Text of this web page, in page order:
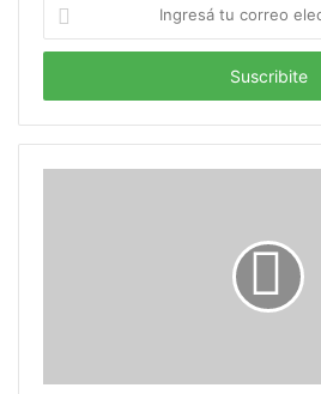
Siempre con sus imponente
olmos, cipreses y
alcanzaba para ser un atractivo
que forman semicírculos fueron
avenida de tierra, se cubrió de
correo